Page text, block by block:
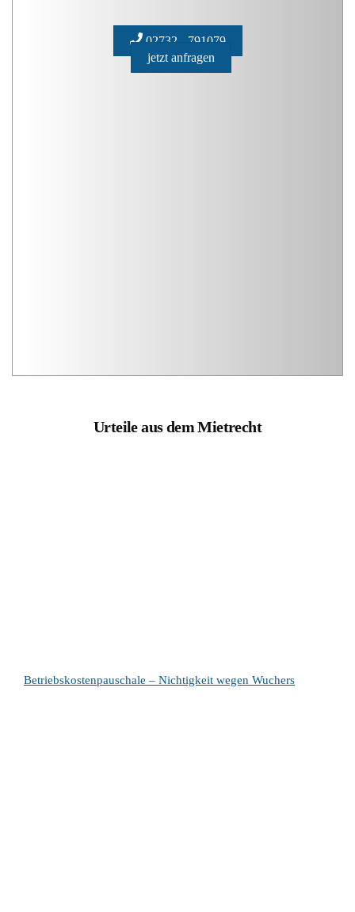
02732 - 791079
jetzt anfragen
Urteile aus dem Mietrecht
Betriebskostenpauschale – Nichtigkeit wegen Wuchers